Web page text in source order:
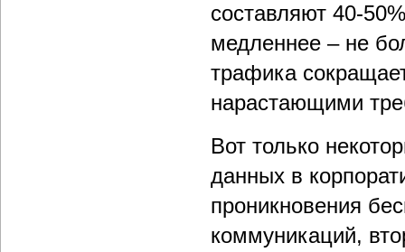
составляют 40-
медленнее – не
трафика
нарастающими
Вот только
данных в
проникновения
коммуникаций,